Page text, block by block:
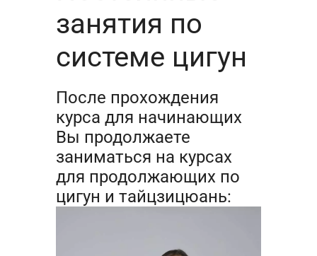
занятия по
системе цигун
После прохождения
курса для начинающих
Вы продолжаете
заниматься на курсах
для продолжающих по
цигун и тайцзицюань: